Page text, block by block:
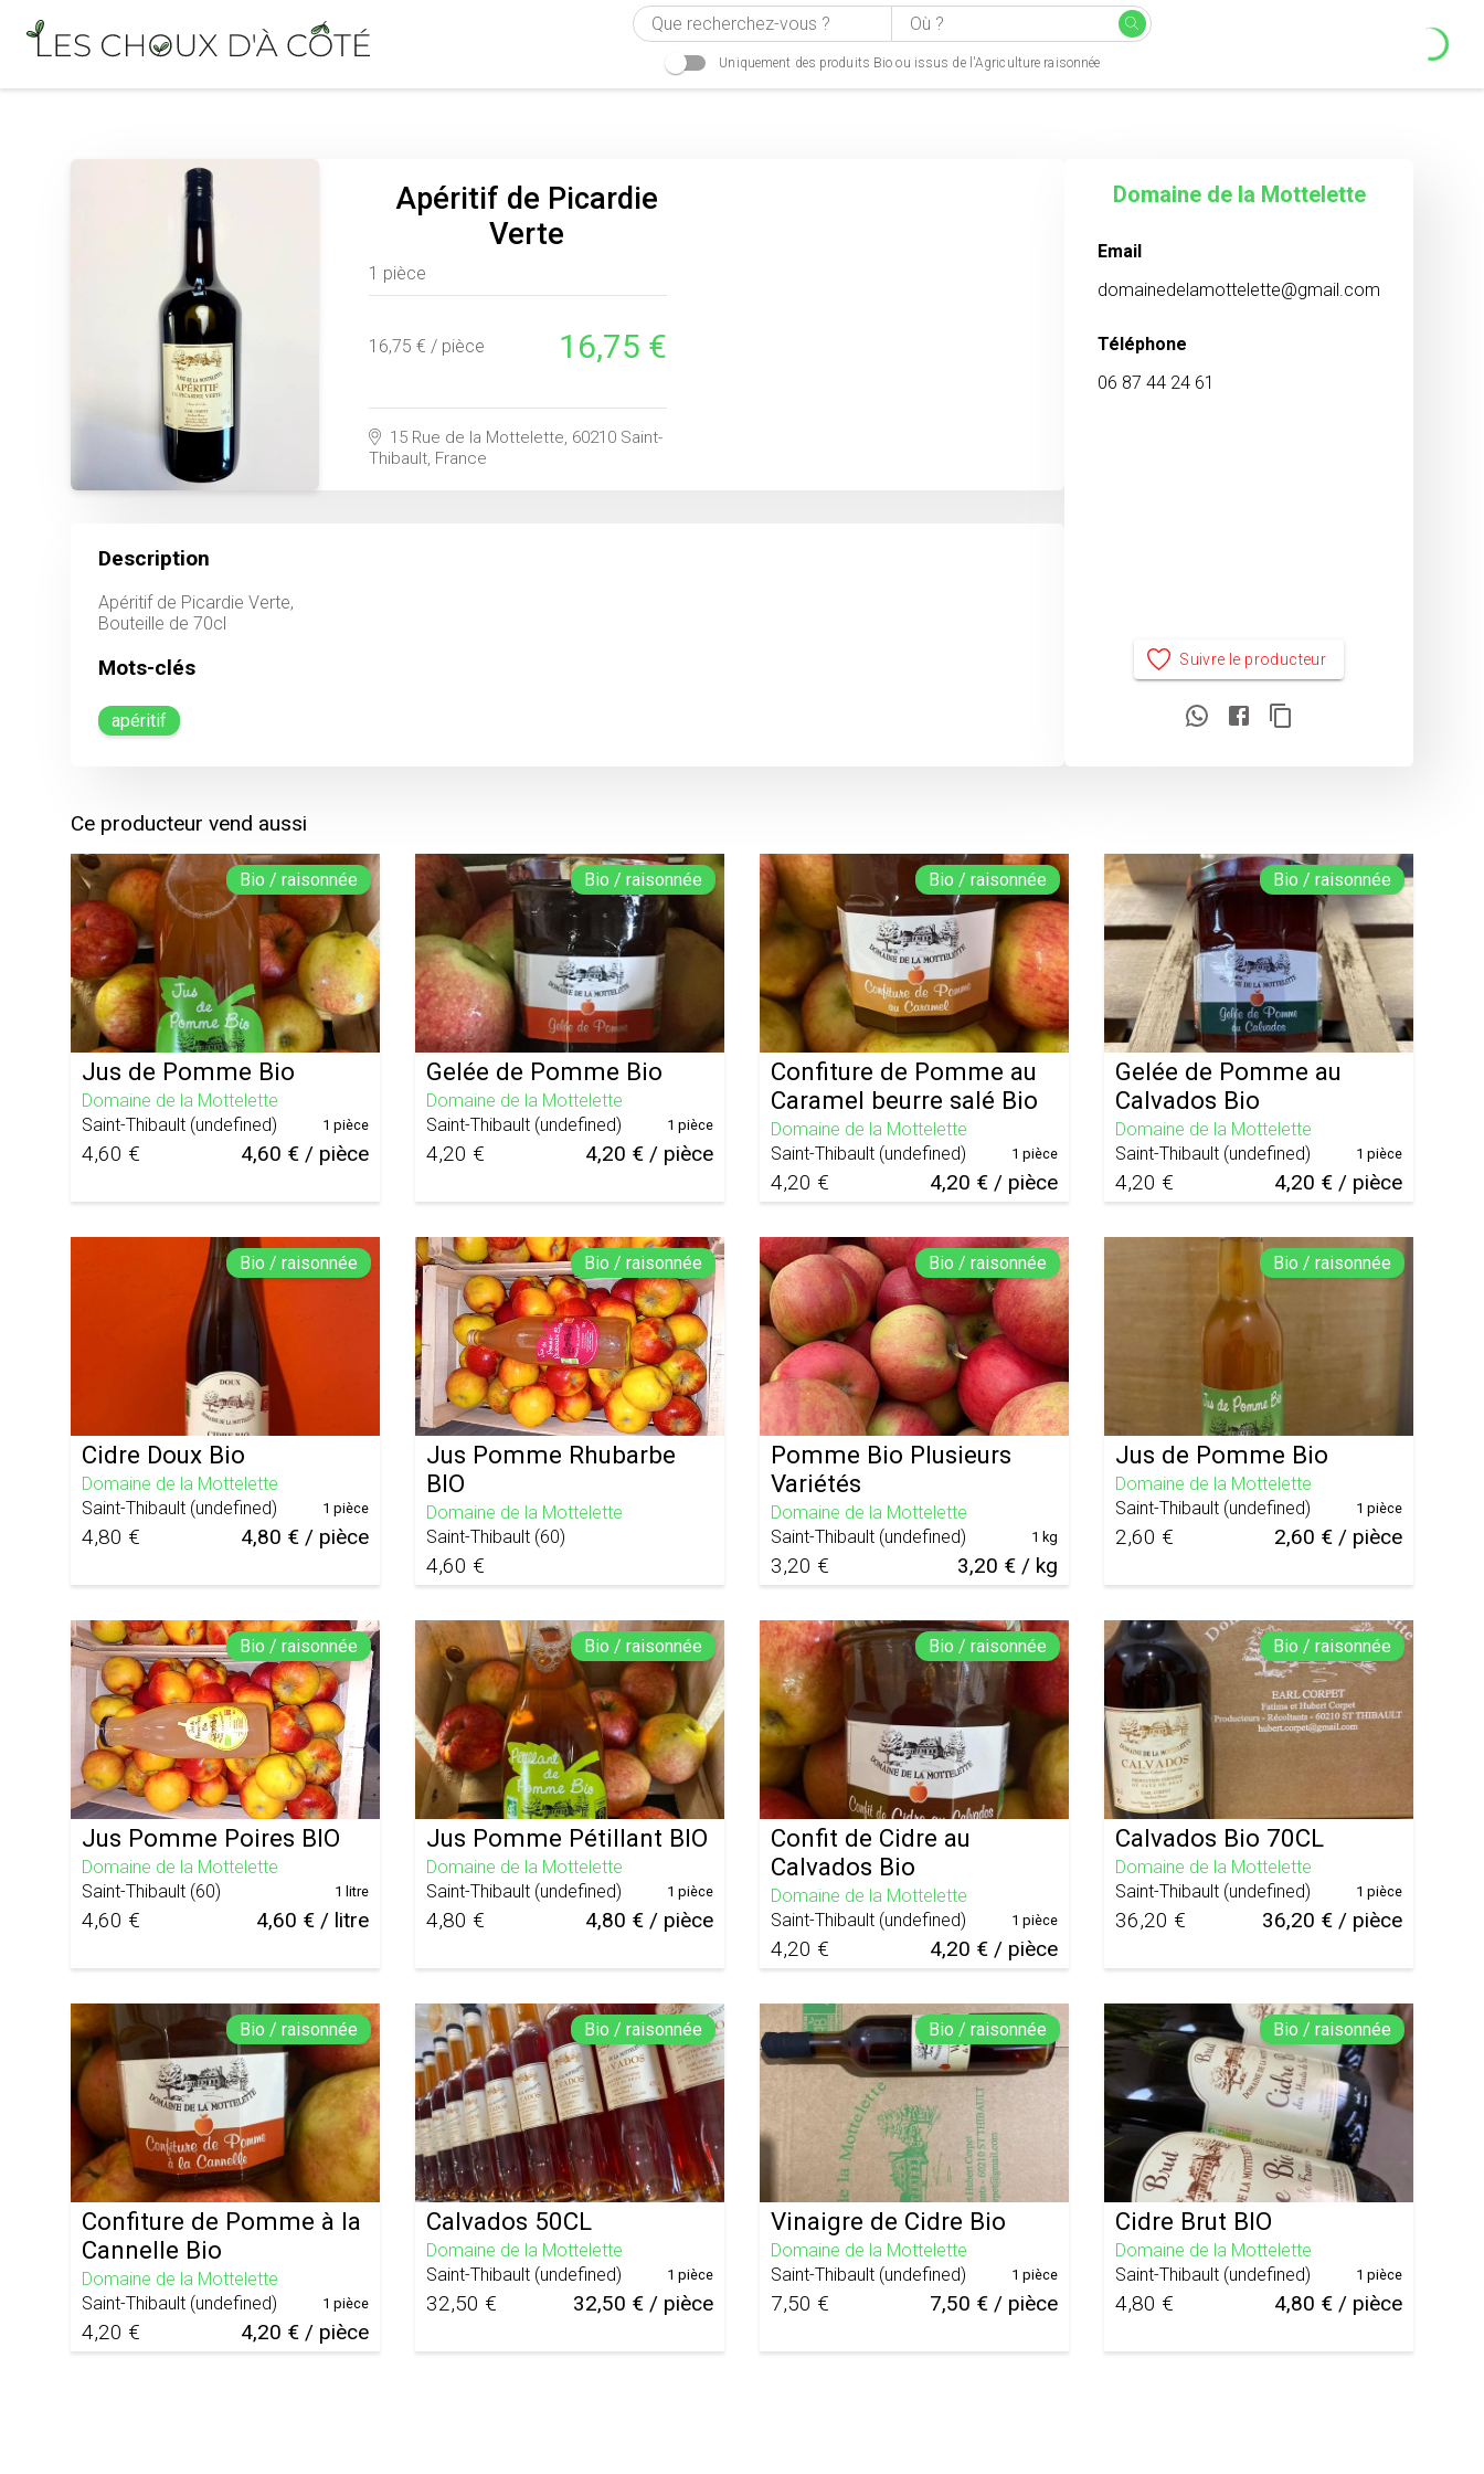
Uniquement des produits Bio ou issus de l'Agriculture raisonnée
Apéritif de Picardie
Verte
1 pièce
16,75 € / pièce 16,75 €
15 Rue de la Mottelette, 60210 Saint-
Thibault, France
Description
Apéritif de Picardie Verte,
Bouteille de 70cl
Mots-clés
apéritif
Domaine de la Mottelette
Email
domainedelamottelette@gmail.com
Téléphone
06 87 44 24 61
Suivre le producteur
Ce producteur vend aussi
Bio / raisonnée
Jus de Pomme Bio
Domaine de la Mottelette
Saint-Thibault (undefined)
4,60 € 4,60 € / pièce
1 pièce
Bio / raisonnée
Gelée de Pomme Bio
Domaine de la Mottelette
Saint-Thibault (undefined)
4,20 € 4,20 € / pièce
1 pièce
Bio / raisonnée
Confiture de Pomme au
Caramel beurre salé Bio
Domaine de la Mottelette
Saint-Thibault (undefined)
4,20 € 4,20 € / pièce
1 pièce
Bio / raisonnée
Gelée de Pomme au
Calvados Bio
Domaine de la Mottelette
Saint-Thibault (undefined)
4,20 € 4,20 € / pièce
1 pièce
Bio / raisonnée
Cidre Doux Bio
Domaine de la Mottelette
Saint-Thibault (undefined)
4,80 € 4,80 € / pièce
1 pièce
Bio / raisonnée
Jus Pomme Rhubarbe
BIO
Domaine de la Mottelette
Saint-Thibault (60)
4,60 €
Bio / raisonnée
Pomme Bio Plusieurs
Variétés
Domaine de la Mottelette
Saint-Thibault (undefined)
3,20 € 3,20 € / kg
1 kg
Bio / raisonnée
Jus de Pomme Bio
Domaine de la Mottelette
Saint-Thibault (undefined)
2,60 € 2,60 € / pièce
1 pièce
Bio / raisonnée
Jus Pomme Poires BIO
Domaine de la Mottelette
Saint-Thibault (60)
4,60 € 4,60 € / litre
1 litre
Bio / raisonnée
Jus Pomme Pétillant BIO
Domaine de la Mottelette
Saint-Thibault (undefined)
4,80 € 4,80 € / pièce
1 pièce
Bio / raisonnée
Confit de Cidre au
Calvados Bio
Domaine de la Mottelette
Saint-Thibault (undefined)
4,20 € 4,20 € / pièce
1 pièce
Bio / raisonnée
Calvados Bio 70CL
Domaine de la Mottelette
Saint-Thibault (undefined)
36,20 € 36,20 € / pièce
1 pièce
Bio / raisonnée
Confiture de Pomme à la
Cannelle Bio
Domaine de la Mottelette
Saint-Thibault (undefined)
4,20 € 4,20 € / pièce
1 pièce
Bio / raisonnée
Calvados 50CL
Domaine de la Mottelette
Saint-Thibault (undefined)
32,50 € 32,50 € / pièce
1 pièce
Bio / raisonnée
Vinaigre de Cidre Bio
Domaine de la Mottelette
Saint-Thibault (undefined)
7,50 € 7,50 € / pièce
1 pièce
Bio / raisonnée
Cidre Brut BIO
Domaine de la Mottelette
Saint-Thibault (undefined)
4,80 € 4,80 € / pièce
1 pièce